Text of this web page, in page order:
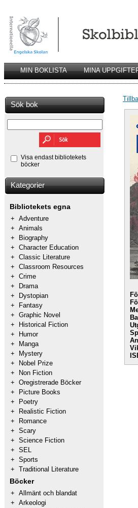
MIN BOKLISTA MINA
Sök bok
Visa endast bibliotekets
böcker
Kategorier
Bibliotekets egna
+ Adventure
+ Animals
+
Biography
+ Character Education
+ Classic Literature
+ Classroom Resources
+ Crime
+
Drama
+
Dystopian
+
Fantasy
+ Graphic Novel
+
Historical Fiction
+
Humor
+
Manga
+
Mystery
+
Nobel Prize
+
Non Fiction
+ Oregistrerade Böcker
+
Picture Books
+
Poetry
+
Realistic Fiction
+
Romance
+ Scary
+ Science Fiction
+ SEL
+ Sports
+ Traditional Literature
Böcker
+ Allmänt och blandat
+ Arkeologi